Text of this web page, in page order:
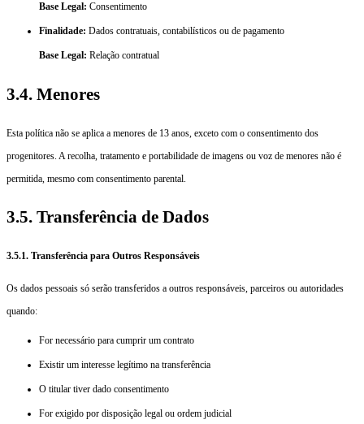
Base Legal: Consentimento
Finalidade: Dados contratuais, contabilísticos ou de pagamento
Base Legal: Relação contratual
3.4. Menores
Esta política não se aplica a menores de 13 anos, exceto com o consentimento dos
progenitores. A recolha, tratamento e portabilidade de imagens ou voz de menores não é
permitida, mesmo com consentimento parental.
3.5. Transferência de Dados
3.5.1. Transferência para Outros Responsáveis
Os dados pessoais só serão transferidos a outros responsáveis, parceiros ou autoridades
quando:
For necessário para cumprir um contrato
Existir um interesse legítimo na transferência
O titular tiver dado consentimento
For exigido por disposição legal ou ordem judicial